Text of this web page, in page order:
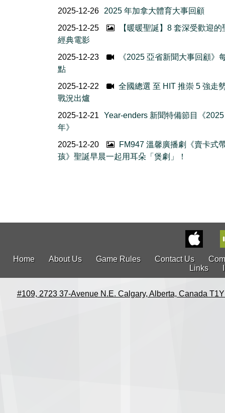
2025-12-26
2025 年加拿大體育大事回顧
2025-12-25
【暖暖聖誕】8 套深受歡迎的
經典電影
2025-12-23
《2025 亞省新聞大事回顧》
點
2025-12-22
全國總選 至 HIT 推崇 5 強走
戰況出爐
2025-12-21
Year-enders 新聞特備節目《
年》
2025-12-20
FM947 溫馨廣播劇《賣卡式
孩》聖誕早晨一起用耳朵「煲劇」！
Home About Us Game Rules Contact Us
Links
#109, 2723 37-Avenue N.E. Calgary, Alberta, Canada